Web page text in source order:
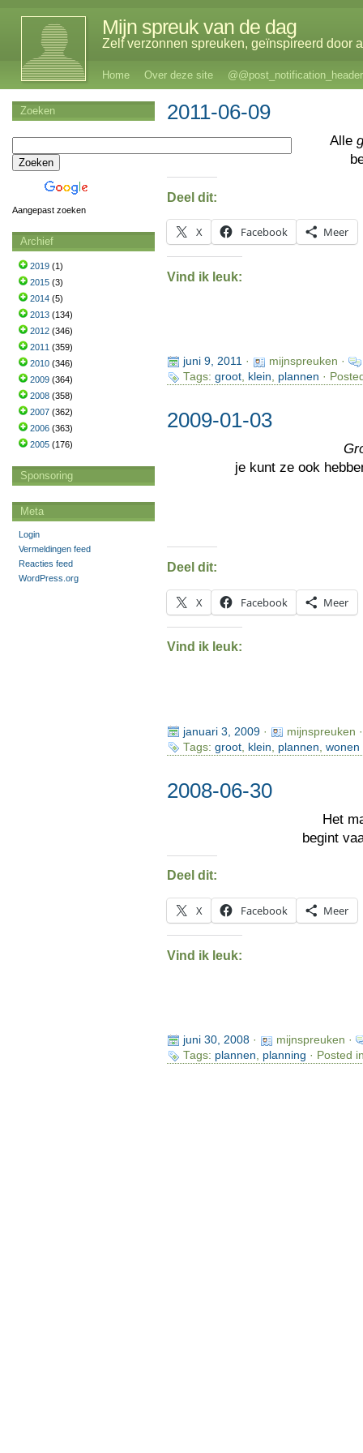
Mijn spreuk van de dag
Zelf verzonnen spreuken, geïnspireerd door
Home Over deze site @@post_notification_header
2011-06-09
Alle
Deel dit:
X Facebook Meer
Vind ik leuk:
juni 9, 2011·
mijnspreuken ·
Tags: groot, klein, plannen ·
2009-01-03
je kunt ze ook
Deel dit:
X Facebook Meer
Vind ik leuk:
januari 3, 2009·
mijnspreuken
Tags: groot, klein plannen wonen
2008-06-30
Het
begint
Deel dit:
X Facebook Meer
Vind ik leuk:
juni 30, 2008·
mijnspreuken ·
Tags: plannen, planning · Posted
Zoeken
Aangepast zoeken
Archief
2019 (1)
2015 (3)
2014 (5)
2013 (134)
2012 (346)
2011 (359)
2010 (346)
2009 (364)
2008 (358)
2007 (362)
2006 (363)
2005 (176)
Sponsoring
Meta
Login
Vermeldingen feed
Reacties feed
WordPress.org